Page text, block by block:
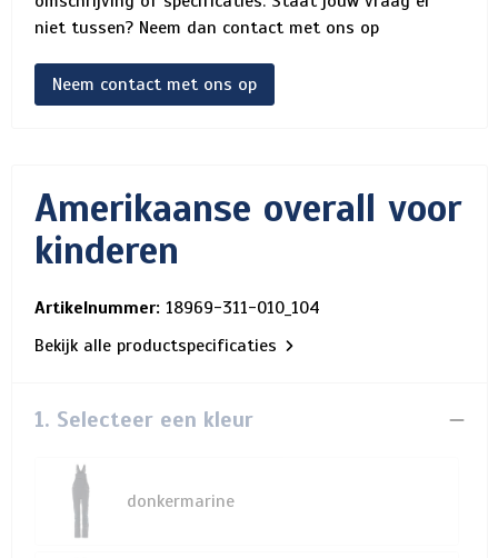
niet tussen? Neem dan contact met ons op
Neem contact met ons op
Amerikaanse overall voor
kinderen
Artikelnummer: 18969-311-010_104
Bekijk alle productspecificaties
1. Selecteer een kleur
donkermarine